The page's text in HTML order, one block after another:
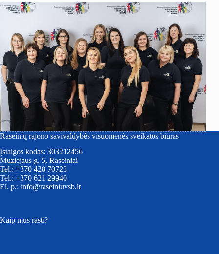
Raseinių rajono savivaldybės visuomenės sveikatos biuras
Įstaigos kodas: 303212456
Muziejaus g. 5, Raseiniai
Tel.: +370 428 70723
Tel.: +370 621 29940
El. p.: info@raseiniuvsb.lt
Kaip mus rasti?